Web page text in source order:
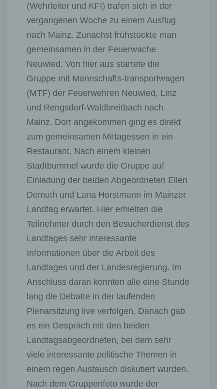
(Wehrleiter und KFI) trafen sich in der
vergangenen Woche zu einem Ausflug
nach Mainz. Zunächst frühstückte man
gemeinsamen in der Feuerwache
Neuwied. Von hier aus startete die
Gruppe mit Mannschafts-transportwagen
(MTF) der Feuerwehren Neuwied, Linz
und Rengsdorf-Waldbreitbach nach
Mainz. Dort angekommen ging es direkt
zum gemeinsamen Mittagessen in ein
Restaurant. Nach einem kleinen
Stadtbummel wurde die Gruppe auf
Einladung der beiden Abgeordneten Ellen
Demuth und Lana Horstmann im Mainzer
Landtag erwartet. Hier erhielten die
Teilnehmer durch den Besucherdienst des
Landtages sehr interessante
Informationen über die Arbeit des
Landtages und der Landesregierung. Im
Anschluss daran konnten alle eine Stunde
lang die Debatte in der laufenden
Plenarsitzung live verfolgen. Danach gab
es ein Gespräch mit den beiden
Landtagsabgeordneten, bei dem sehr
viele interessante politische Themen in
einem regen Austausch diskutiert wurden.
Nach dem Gruppenfoto wurde der